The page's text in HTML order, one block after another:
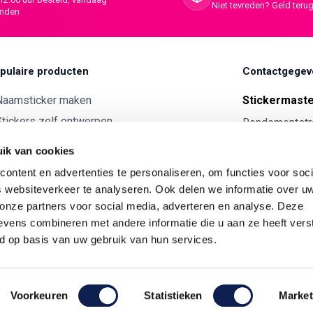
van cookies
en advertenties te personaliseren, om functies voor
websiteverkeer te analyseren. Ook delen we informatie over
partners voor social media, adverteren en analyse. Deze
combineren met andere informatie die u aan ze heeft
op basis van uw gebruik van hun services.
Voorkeuren Statistieken
Niet tevreden? Geld
producten
maken
zelf ontwerpen
je eigen kunststof tekst
maken
je eigen Vilt tekst
je eigen rally naam sticker
KVK:71793437
BTW nr:
van stickermaster.nl bij WebwinkelKeur Reviews is